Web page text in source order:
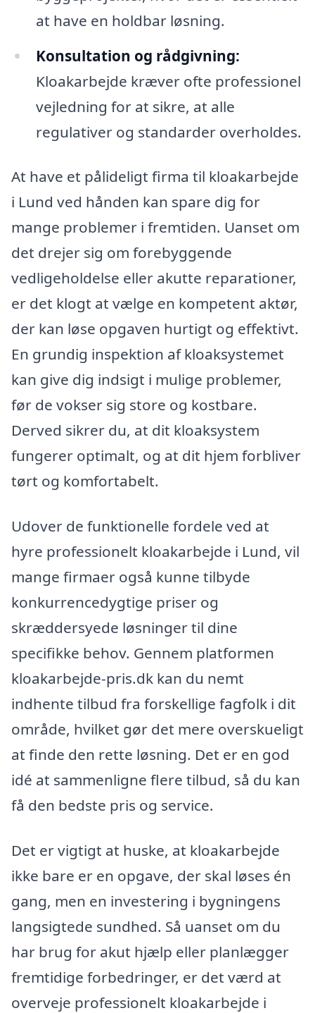
at have en holdbar løsning.
Konsultation og rådgivning:
Kloakarbejde kræver ofte professionel
vejledning for at sikre, at alle
regulativer og standarder overholdes.
At have et pålideligt firma til kloakarbejde
i Lund ved hånden kan spare dig for
mange problemer i fremtiden. Uanset om
det drejer sig om forebyggende
vedligeholdelse eller akutte reparationer,
er det klogt at vælge en kompetent aktør,
der kan løse opgaven hurtigt og effektivt.
En grundig inspektion af kloaksystemet
kan give dig indsigt i mulige problemer,
før de vokser sig store og kostbare.
Derved sikrer du, at dit kloaksystem
fungerer optimalt, og at dit hjem forbliver
tørt og komfortabelt.
Udover de funktionelle fordele ved at
hyre professionelt kloakarbejde i Lund, vil
mange firmaer også kunne tilbyde
konkurrencedygtige priser og
skræddersyede løsninger til dine
specifikke behov. Gennem platformen
kloakarbejde-pris.dk kan du nemt
indhente tilbud fra forskellige fagfolk i dit
område, hvilket gør det mere overskueligt
at finde den rette løsning. Det er en god
idé at sammenligne flere tilbud, så du kan
få den bedste pris og service.
Det er vigtigt at huske, at kloakarbejde
ikke bare er en opgave, der skal løses én
gang, men en investering i bygningens
langsigtede sundhed. Så uanset om du
har brug for akut hjælp eller planlægger
fremtidige forbedringer, er det værd at
overveje professionelt kloakarbejde i